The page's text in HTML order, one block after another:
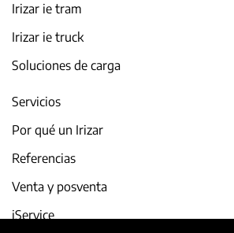
Irizar ie tram
Irizar ie truck
Soluciones de carga
Servicios
Por qué un Irizar
Referencias
Venta y posventa
iService